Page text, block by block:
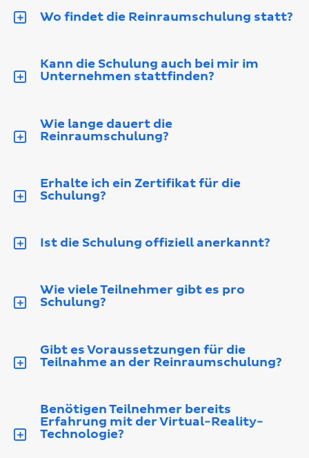
Wo findet die Reinraumschulung statt?
Kann die Schulung auch bei mir im
Unternehmen stattfinden?
Wie lange dauert die
Reinraumschulung?
Erhalte ich ein Zertifikat für die
Schulung?
Ist die Schulung offiziell anerkannt?
Wie viele Teilnehmer gibt es pro
Schulung?
Gibt es Voraussetzungen für die
Teilnahme an der Reinraumschulung?
Benötigen Teilnehmer bereits
Erfahrung mit der Virtual-Reality-
Technologie?